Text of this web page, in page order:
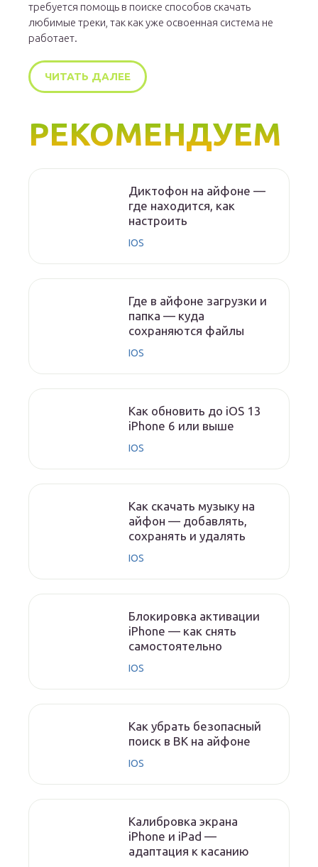
требуется помощь в поиске способов скачать
любимые треки, так как уже освоенная система не
работает.
ЧИТАТЬ ДАЛЕЕ
РЕКОМЕНДУЕМ
Диктофон на айфоне —
где находится, как
настроить
IOS
Где в айфоне загрузки и
папка — куда
сохраняются файлы
IOS
Как обновить до iOS 13
iPhone 6 или выше
IOS
Как скачать музыку на
айфон — добавлять,
сохранять и удалять
IOS
Блокировка активации
iPhone — как снять
самостоятельно
IOS
Как убрать безопасный
поиск в ВК на айфоне
IOS
Калибровка экрана
iPhone и iPad —
адаптация к касанию